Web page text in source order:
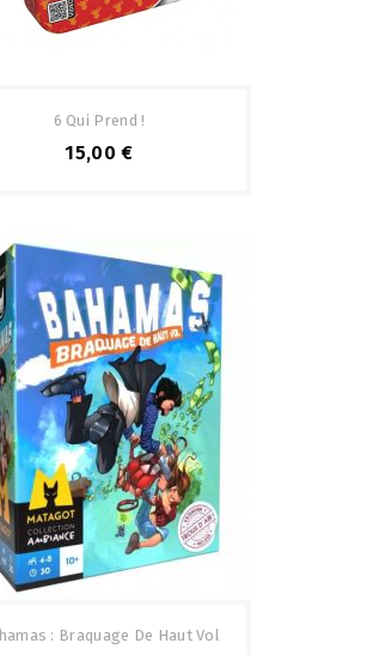
6 Qui Prend !
15,00 €
: Braquage De Haut Vol